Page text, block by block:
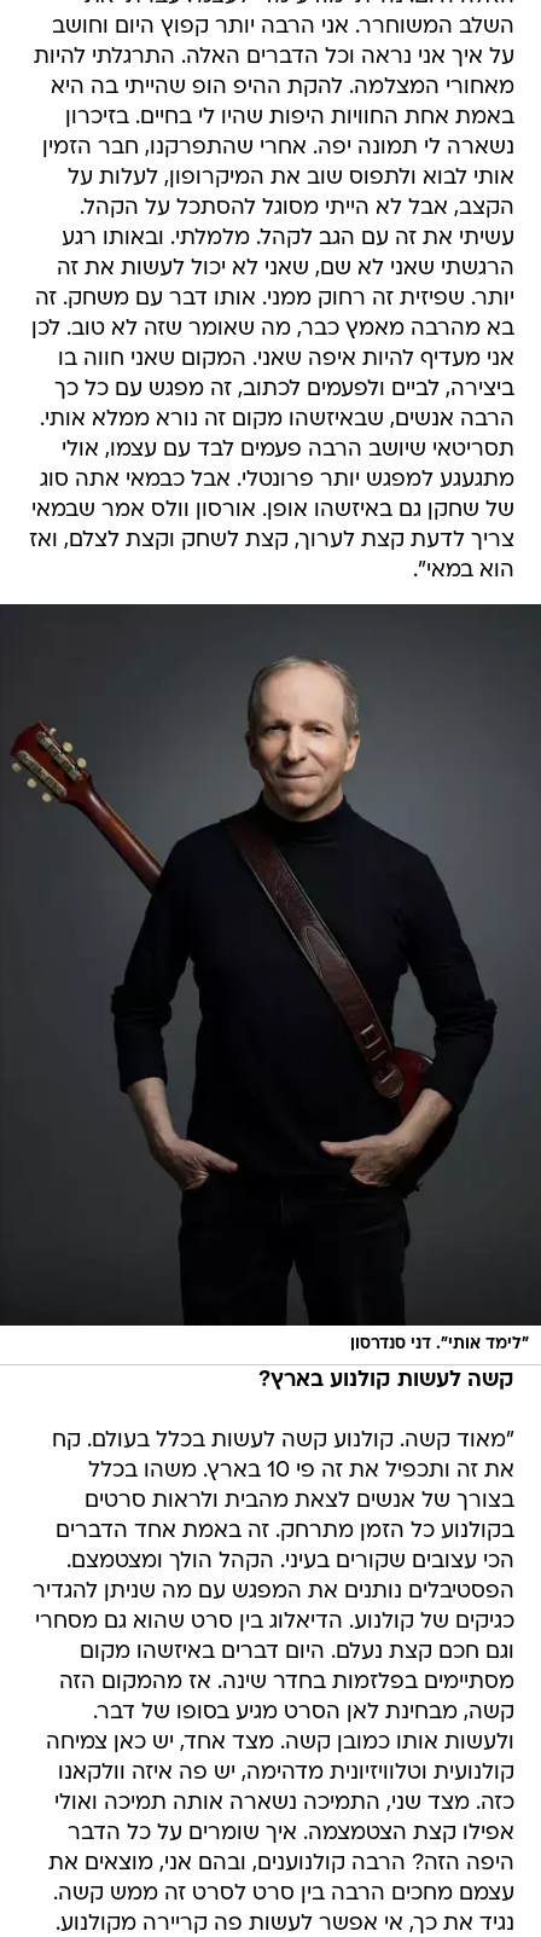
השלב המשוחרר. אני הרבה יותר קפוץ היום וחושב
על איך אני נראה וכל הדברים האלה. התרגלתי להיות
מאחורי המצלמה. להקת ההיפ הופ שהייתי בה היא
באמת אחת החוויות היפות שהיו לי בחיים. בזיכרון
נשארה לי תמונה יפה. אחרי שהתפרקנו, חבר הזמין
אותי לבוא ולתפוס שוב את המיקרופון, לעלות על
הקצב, אבל לא הייתי מסוגל להסתכל על הקהל.
עשיתי את זה עם הגב לקהל. מלמלתי. ובאותו רגע
הרגשתי שאני לא שם, שאני לא יכול לעשות את זה
יותר. שפיזית זה רחוק ממני. אותו דבר עם משחק. זה
בא מהרבה מאמץ כבר, מה שאומר שזה לא טוב. לכן
אני מעדיף להיות איפה שאני. המקום שאני חווה בו
ביצירה, לביים ולפעמים לכתוב, זה מפגש עם כל כך
הרבה אנשים, שבאיזשהו מקום זה נורא ממלא אותי.
תסריטאי שיושב הרבה פעמים לבד עם עצמו, אולי
מתגעגע למפגש יותר פרונטלי. אבל כבמאי אתה סוג
של שחקן גם באיזשהו אופן. אורסון וולס אמר שבמאי
צריך לדעת קצת לערוך, קצת לשחק וקצת לצלם, ואז
הוא במאי".
"לימד אותי". דני סנדרסון
קשה לעשות קולנוע בארץ?
"מאוד קשה. קולנוע קשה לעשות בכלל בעולם. קח
את זה ותכפיל את זה פי 10 בארץ. משהו בכלל
בצורך של אנשים לצאת מהבית ולראות סרטים
בקולנוע כל הזמן מתרחק. זה באמת אחד הדברים
הכי עצובים שקורים בעיני. הקהל הולך ומצטמצם.
הפסטיבלים נותנים את המפגש עם מה שניתן להגדיר
כגיקים של קולנוע. הדיאלוג בין סרט שהוא גם מסחרי
וגם חכם קצת נעלם. היום דברים באיזשהו מקום
מסתיימים בפלזמות בחדר שינה. אז מהמקום הזה
קשה, מבחינת לאן הסרט מגיע בסופו של דבר.
ולעשות אותו כמובן קשה. מצד אחד, יש כאן צמיחה
קולנועית וטלוויזיונית מדהימה, יש פה איזה וולקאנו
כזה. מצד שני, התמיכה נשארה אותה תמיכה ואולי
אפילו קצת הצטמצמה. איך שומרים על כל הדבר
היפה הזה? הרבה קולנוענים, ובהם אני, מוצאים את
עצמם מחכים הרבה בין סרט לסרט זה ממש קשה.
נגיד את כך, אי אפשר לעשות פה קריירה מקולנוע.